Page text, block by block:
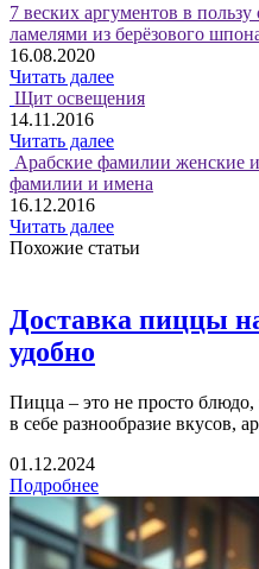
7 веских аргументов в
ламелями из берёзового
16.08.2020
Читать далее
Щит освещения
14.11.2016
Читать далее
Арабские фамилии женские
фамилии и имена
16.12.2016
Читать далее
Похожие статьи
Доставка пиццы
удобно
Пицца – это не просто блюдо,
в себе разнообразие вкусов,
01.12.2024
Подробнее